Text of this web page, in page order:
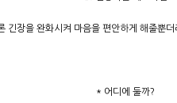
긴장을 완화시켜 마음을 편안하게 해줄뿐
* 어디에 둘까?